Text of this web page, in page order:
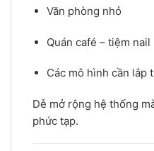
Văn phòng nhỏ
Quán café – tiệm nail
Các mô hình cần lắp
Dễ mở rộng hệ thống
phức tạp.